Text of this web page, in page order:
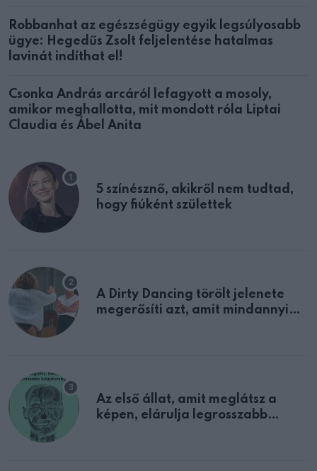
Robbanhat az egészségügy egyik legsúlyosabb
ügye: Hegedűs Zsolt feljelentése hatalmas
lavinát indíthat el!
Csonka András arcáról lefagyott a mosoly,
amikor meghallotta, mit mondott róla Liptai
Claudia és Ábel Anita
5 színésznő, akikről nem tudtad,
hogy fiúként születtek
A Dirty Dancing törölt jelenete
megerősíti azt, amit mindannyian
Az első állat, amit meglátsz a
képen, elárulja legrosszabb